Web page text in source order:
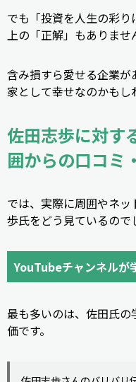
でも「投資を人生の彩
上の「正解」もありませ
含み損すら愛せる企業
家として幸せなのかもし
佐田志歩に対す
囲からの口コミ
では、実際に周囲やネ
歩氏をどう見ているので
YouTubeチャンネルが
最も多いのは、佐田氏
価です。